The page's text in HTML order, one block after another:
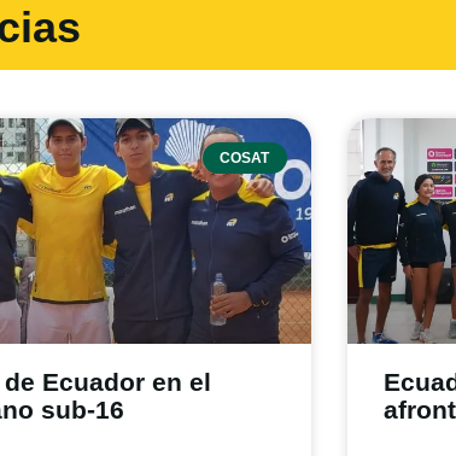
COSAT
Ecuador en el
sub-16